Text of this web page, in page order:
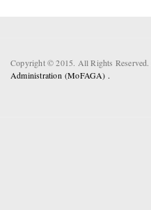
Copyright © 2015. All Rights Reserved.
Administration (MoFAGA) .